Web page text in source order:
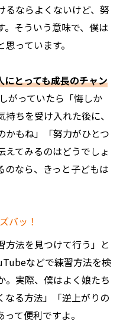
るならよくないけど、努
そういう意味で、僕は
っています。
とっても成長のチャン
がっていたら「悔しか
ちを受け入れた後に、
かもね」「努力がひとつ
てみるのはどうでしょ
のなら、きっと子どもは
方法を見つけて行う」と
などで練習方法を検
。実際、僕はよく娘たち
なる方法」「逆上がりの
て便利ですよ。